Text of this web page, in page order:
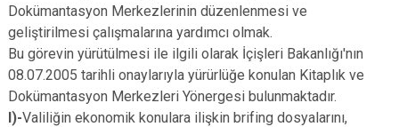
Dokümantasyon Merkezlerinin düzenlenmesi ve
geliştirilmesi çalışmalarına yardımcı olmak.
Bu görevin yürütülmesi ile ilgili olarak İçişleri Bakanlığı'nın
08.07.2005 tarihli onaylarıyla yürürlüğe konulan Kitaplık ve
Dokümantasyon Merkezleri Yönergesi bulunmaktadır.
l)-Valiliğin ekonomik konulara ilişkin brifing dosyalarını,